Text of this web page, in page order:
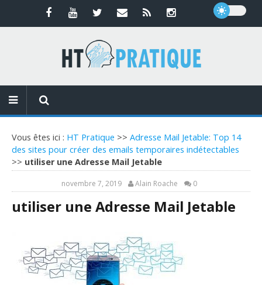
Vous êtes ici : HT Pratique >> Adresse Mail Jetable: Top 14
des sites pour créer des emails temporaires indétectables
>> utiliser une Adresse Mail Jetable
novembre 7, 2019 Alain Roache 0
utiliser une Adresse Mail Jetable